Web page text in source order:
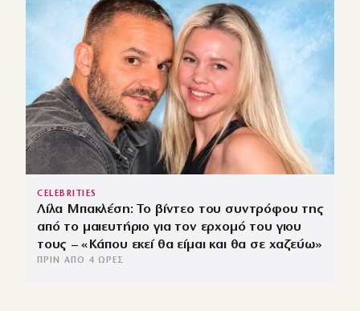
CELEBRITIES
Λίλα Μπακλέση: Το βίντεο του συντρόφου της
από το μαιευτήριο για τον ερχομό του γιου
τους – «Κάπου εκεί θα είμαι και θα σε χαζεύω»
ΠΡΙΝ ΑΠΌ 4 ΏΡΕΣ